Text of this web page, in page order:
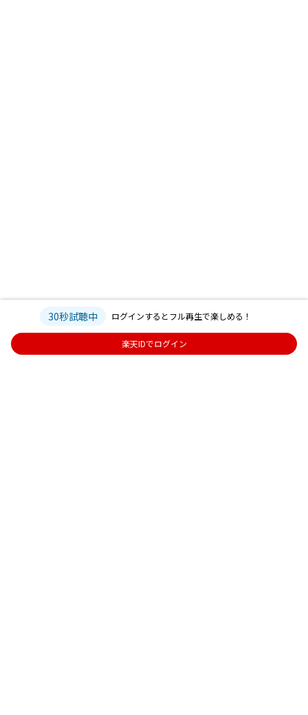
30秒試聴中 ログインするとフル再生で楽しめる！
楽天IDでログイン